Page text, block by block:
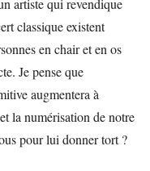
artiste qui revendique
classique existent
en chair et en os
Je pense que
augmentera à
la numérisation de notre
pour lui donner tort ?